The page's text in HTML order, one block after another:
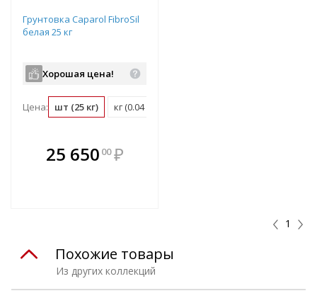
Грунтовка Caparol FibroSil
белая 25 кг
Хорошая цена!
Цена: шт (25 кг) кг (0.04 шт)
25 650 00 ₽
1
Из других коллекций
Похожие товары